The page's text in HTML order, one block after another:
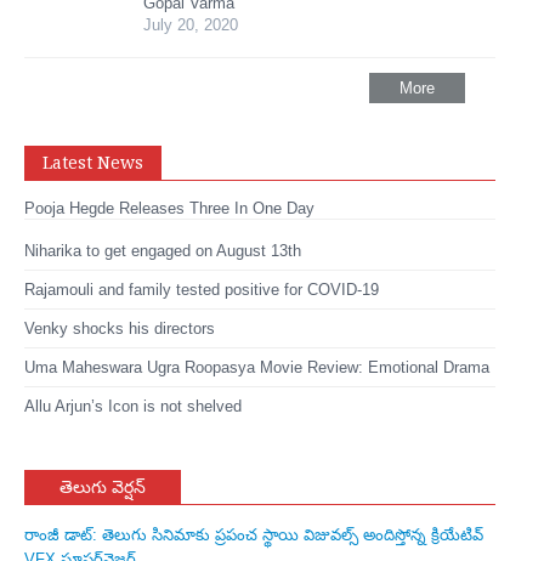
July 20, 2020
More
Latest News
Pooja Hegde Releases Three In One Day
Niharika to get engaged on August 13th
Rajamouli and family tested positive for COVID-19
Venky shocks his directors
Uma Maheswara Ugra Roopasya Movie Review: Emotional Drama
Allu Arjun’s Icon is not shelved
తెలుగు వెర్షన్
రాంజీ డాట్: తెలుగు సినిమాకు ప్రపంచ స్థాయి విజువల్స్ అందిస్తోన్న క్రియేటివ్